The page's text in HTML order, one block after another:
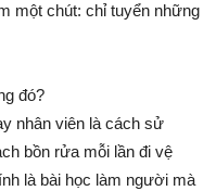
một chút: chỉ tuyển những
đó?
nhân viên là cách sử
bồn rửa mỗi lần đi vệ
là bài học làm người mà